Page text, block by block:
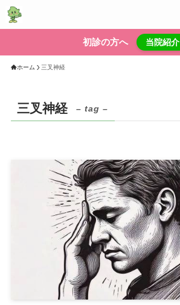
初診の方へ 当院紹介
ホーム 三叉神経
三叉神経 – tag –